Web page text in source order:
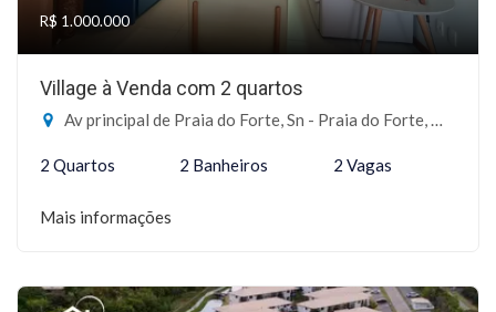
R$ 1.000.000
Village à Venda com 2 quartos
Av principal de Praia do Forte, Sn - Praia do Forte, Mata de São João-BA
2 Quartos 2 Banheiros 2 Vagas
Mais informações